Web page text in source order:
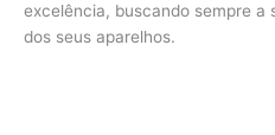
excelência, buscando sempre a
dos seus aparelhos.